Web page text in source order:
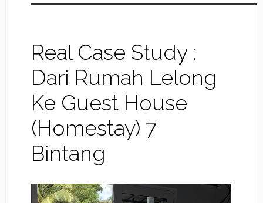
Real Case Study :
Dari Rumah Lelong
Ke Guest House
(Homestay) 7
Bintang